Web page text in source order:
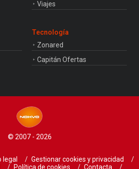
Viajes
Tecnología
Zonared
Capitán Ofertas
© 2007 - 2026
legal
Gestionar cookies y privacidad
Política de cookies Contacta